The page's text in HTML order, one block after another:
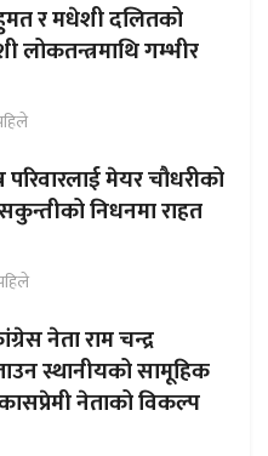
र मधेशी दलितको
लोकतन्त्रमाथि गम्भीर
परिवारलाई मेयर चौधरीको
निधनमा राहत
नेता राम चन्द्र
स्थानीयको सामूहिक
नेताको विकल्प